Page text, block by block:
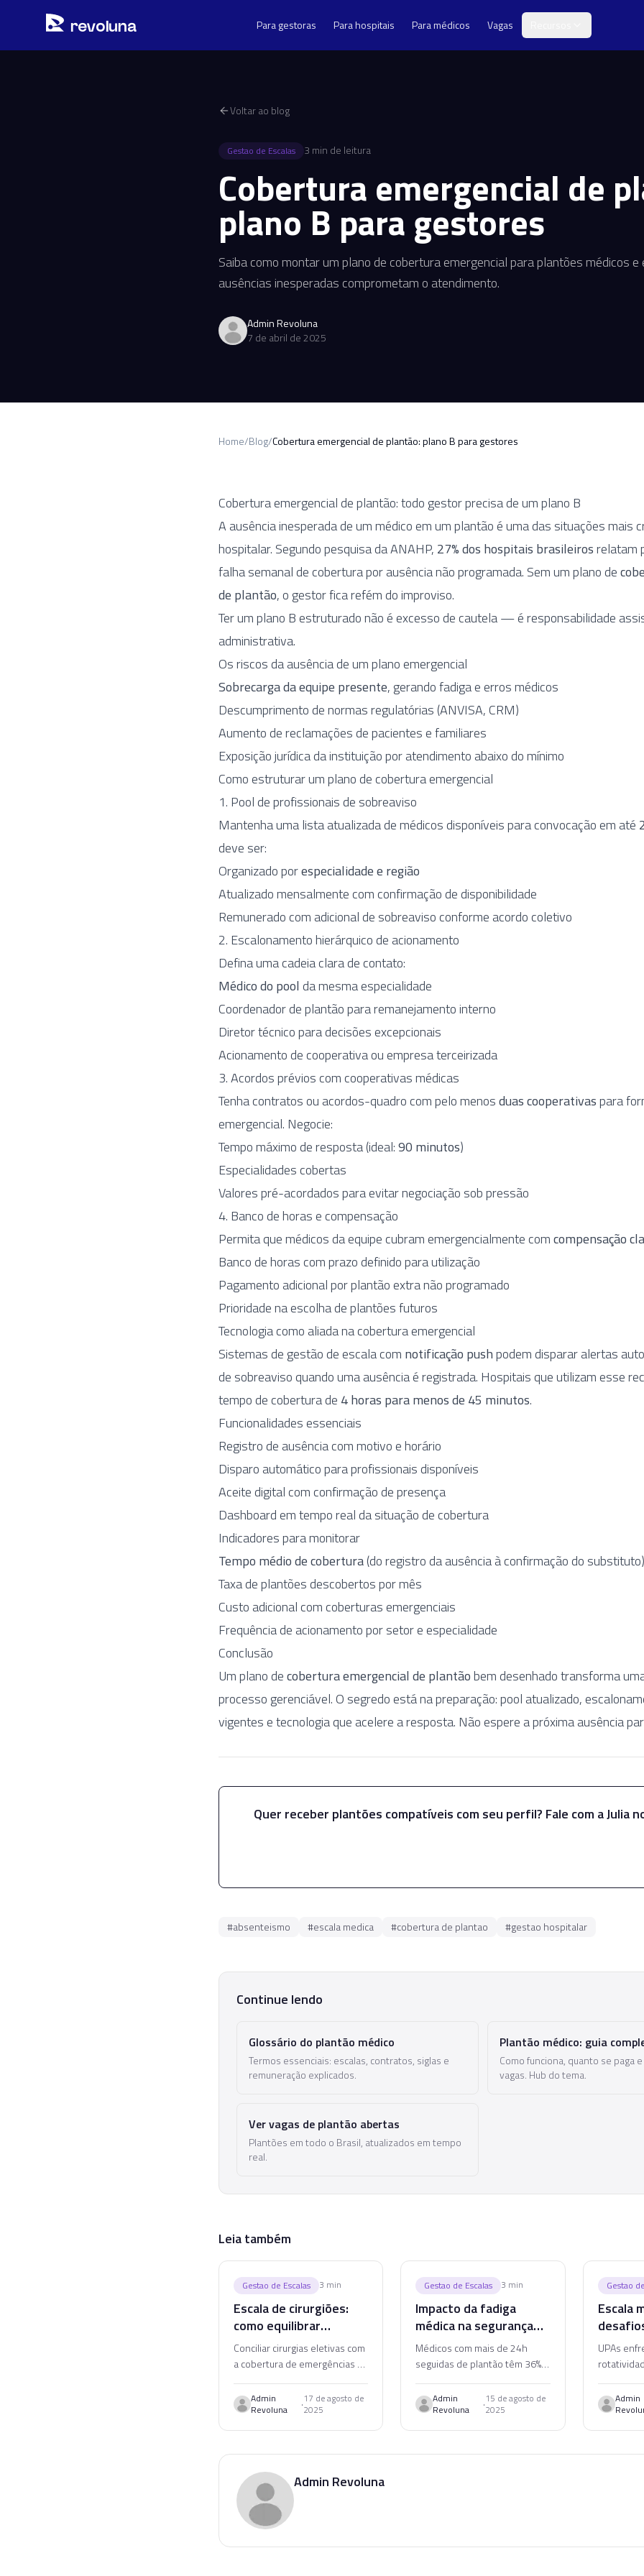
revoluna Para gestoras Para hospitais Para médicos Vagas
Voltar ao blog
Gestao de Escalas 3 min de leitura
Cobertura emergencial de
plano B para gestores
Saiba como montar um plano de cobertura emergencial para plantões médicos e
ausências inesperadas comprometam o atendimento.
Admin Revoluna
7 de abril de 2025
Home/Blog/Cobertura emergencial de plantão: plano B para gestores
Cobertura emergencial de plantão: todo gestor precisa de um plano B
A ausência inesperada de um médico em um plantão é uma das situações mais
hospitalar. Segundo pesquisa da ANAHP, 27% dos hospitais brasileirosrelatam
falha semanal de cobertura por ausência não programada. Sem um plano de
de plantão, o gestor fica refém do improviso.
Ter um plano B estruturado não é excesso de cautela — é responsabilidade
administrativa.
Os riscos da ausência de um plano emergencial
Sobrecarga da equipe presente, gerando fadiga e erros médicos
Descumprimento de normas regulatórias (ANVISA, CRM)
Aumento de reclamações de pacientes e familiares
Exposição jurídica da instituição por atendimento abaixo do mínimo
Como estruturar um plano de cobertura emergencial
1. Pool de profissionais de sobreaviso
Mantenha uma lista atualizada de médicos disponíveis para convocação em até
deve ser:
Organizado porespecialidade e região
Atualizado mensalmente com confirmação de disponibilidade
Remunerado com adicional de sobreaviso conforme acordo coletivo
2. Escalonamento hierárquico de acionamento
Defina uma cadeia clara de contato:
Médico do pool da mesma especialidade
Coordenador de plantão para remanejamento interno
Diretor técnico para decisões excepcionais
Acionamento de cooperativa ou empresa terceirizada
3. Acordos prévios com cooperativas médicas
Tenha contratos ou acordos-quadro com pelo menosduas cooperativaspara
emergencial. Negocie:
Tempo máximo de resposta (ideal:90 minutos)
Especialidades cobertas
Valores pré-acordados para evitar negociação sob pressão
4. Banco de horas e compensação
Permita que médicos da equipe cubram emergencialmente comcompensação
Banco de horas com prazo definido para utilização
Pagamento adicional por plantão extra não programado
Prioridade na escolha de plantões futuros
Tecnologia como aliada na cobertura emergencial
Sistemas de gestão de escala com notificação pushpodem disparar alertas
de sobreaviso quando uma ausência é registrada. Hospitais que utilizam esse
tempo de cobertura de 4 horas para menos de 45 minutos.
Funcionalidades essenciais
Registro de ausência com motivo e horário
Disparo automático para profissionais disponíveis
Aceite digital com confirmação de presença
Dashboard em tempo real da situação de cobertura
Indicadores para monitorar
Tempo médio de cobertura(do registro da ausência à confirmação do substituto)
Taxa de plantões descobertos por mês
Custo adicional com coberturas emergenciais
Frequência de acionamento por setor e especialidade
Conclusão
Um plano decobertura emergencial de plantãobem desenhado transforma
processo gerenciável. O segredo está na preparação: pool atualizado,
vigentes e tecnologia que acelere a resposta. Não espere a próxima ausência
Quer receber plantões compatíveis com seu perfil? Fale com a Julia
#absenteismo #escala medica #cobertura de plantao #gestao hospitalar
Continue lendo
Glossário do plantão médico
Termos essenciais: escalas, contratos, siglas e
remuneração explicados.
Plantão médico: guia
Como funciona, quanto se paga
vagas. Hub do tema.
Ver vagas de plantão abertas
Plantões em todo o Brasil, atualizados em tempo
real.
Leia também
Gestao de Escalas 3 min
Escala de cirurgiões:
como equilibrar
eletivas e emergências
Conciliar cirurgias eletivas com
a cobertura de emergências é
Veja como hospitais de
referência organizam a escala
cirúrgica.
Admin
Revoluna
·17 de agosto de
2025
Gestao de Escalas 3 min
Impacto da fadiga
médica na segurança
do paciente
Médicos com mais de 24h
seguidas de plantão têm 36%
Entenda como escalas bem
planejadas protegem
pacientes e profissionais.
Admin
Revoluna
·15 de agosto de
2025
Gestao
Escala
24h
UPAs
para
horas.
Admin
Admin Revoluna